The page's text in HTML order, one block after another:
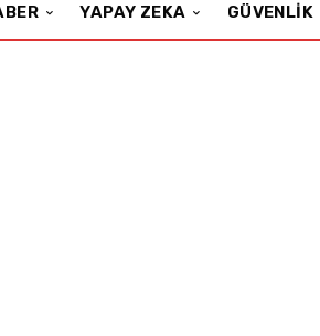
YAPAY ZEKA GÜVENLIK